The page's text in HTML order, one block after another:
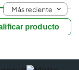
producto
Más reciente